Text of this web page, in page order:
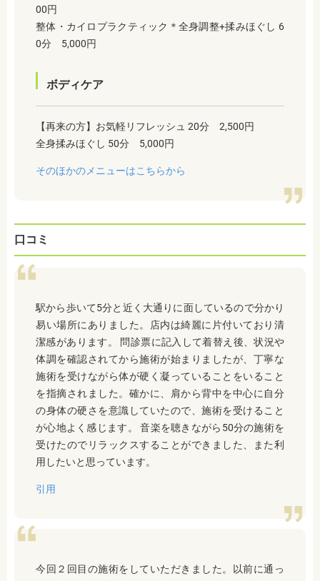
00円
整体・カイロプラクティック＊全身調整+揉みほぐし 6
0分 5,000円
ボディケア
【再来の方】お気軽リフレッシュ 20分 2,500円
全身揉みほぐし 50分 5,000円
そのほかのメニューはこちらから
口コミ
駅から歩いて5分と近く大通りに面しているので分かり
易い場所にありました。店内は綺麗に片付いており清
潔感があります。 問診票に記入して着替え後、状況や
体調を確認されてから施術が始まりましたが、丁寧な
施術を受けながら体が硬く凝っていることをいること
を指摘されました。確かに、肩から背中を中心に自分
の身体の硬さを意識していたので、施術を受けること
が心地よく感じます。 音楽を聴きながら50分の施術を
受けたのでリラックスすることができました、また利
用したいと思っています。
引用
今回２回目の施術をしていただきました。以前に通っ